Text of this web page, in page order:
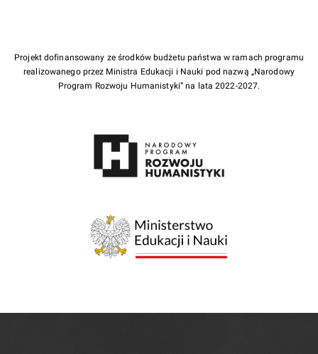
Projekt dofinansowany ze środków budżetu państwa w ramach programu
realizowanego przez Ministra Edukacji i Nauki pod nazwą „Narodowy
Program Rozwoju Humanistyki” na lata 2022-2027.